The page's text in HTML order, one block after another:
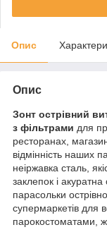
Опис
Опис
Зонт острівний
з фільтрами для
ресторанах,
відмінність наших
неіржавка сталь,
заклепок і
парасольки
супермаркетів для
парокостоматами,